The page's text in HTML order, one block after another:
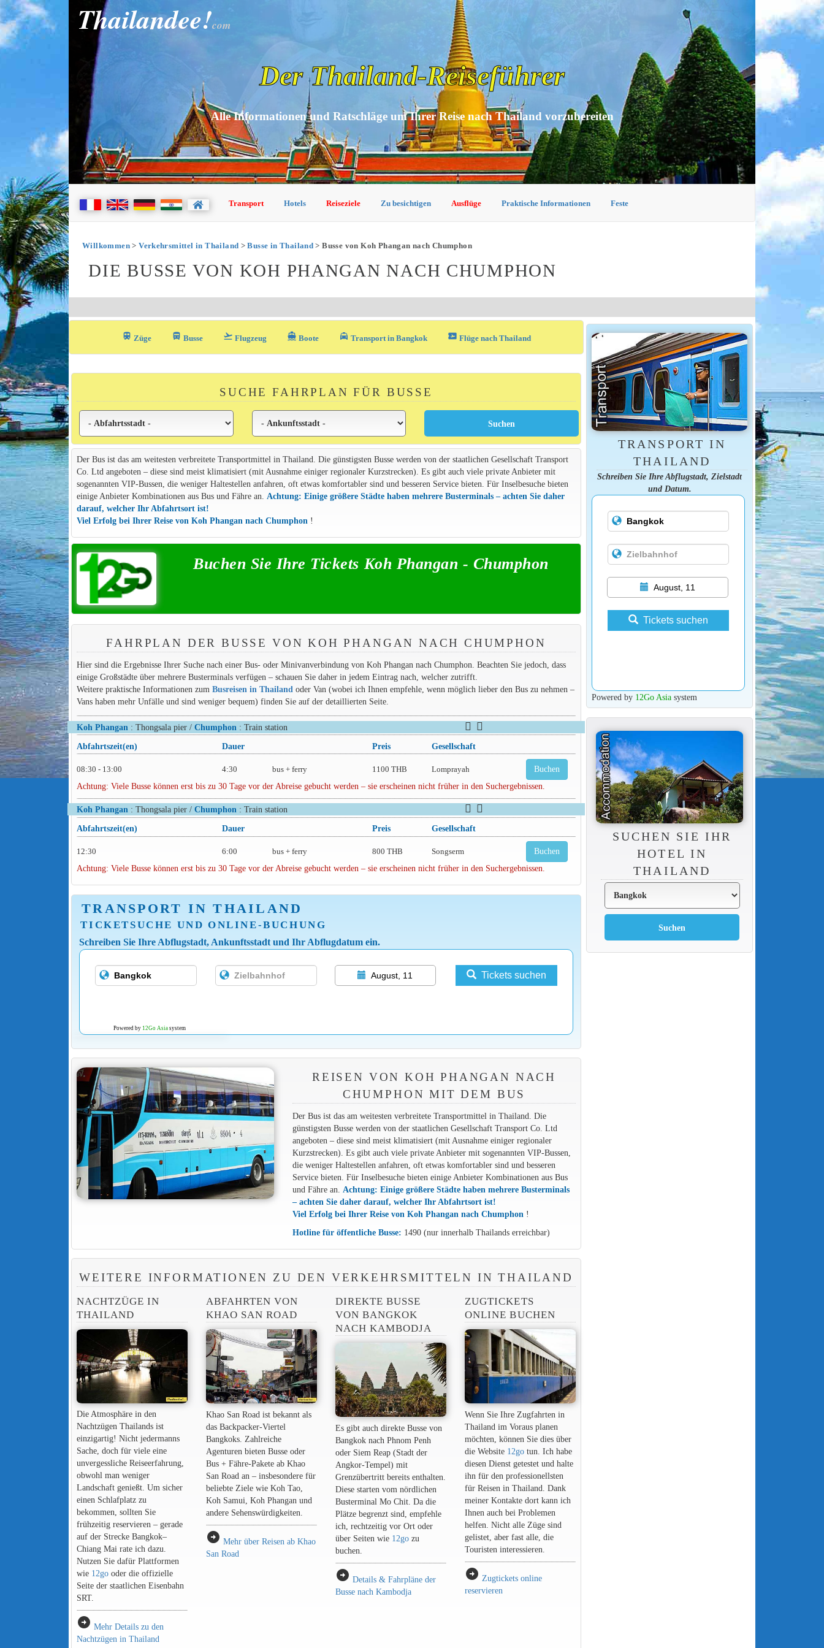
Thailandee!com
Der Thailand-Reiseführer
Alle Informationen und Ratschläge um Ihrer Reise nach Thailand vorzubereiten
Transport Hotels Reiseziele Zu besichtigen Ausflüge Praktische Informationen Feste
Willkommen>Verkehrsmittel in Thailand >Busse in Thailand > Busse von Koh Phangan nach Chumphon
DIE BUSSE VON KOH PHANGAN NACH CHUMPHON
train Züge directions_bus_filled Busse flight_takeoff Flugzeug directions_boat Boote local_taxi Transport in Bangkok airplane_ticket Flüge nach Thailand
SUCHE FAHRPLAN FÜR BUSSE
Der Bus ist das am weitesten verbreitete Transportmittel in Thailand. Die günstigsten Busse werden von der staatlichen Gesellschaft Transport
Co. Ltd angeboten – diese sind meist klimatisiert (mit Ausnahme einiger regionaler Kurzstrecken). Es gibt auch viele private Anbieter mit
sogenannten VIP-Bussen, die weniger Haltestellen anfahren, oft etwas komfortabler sind und besseren Service bieten. Für Inselbesuche bieten
einige Anbieter Kombinationen aus Bus und Fähre an. Achtung: Einige größere Städte haben mehrere Busterminals – achten Sie daher
darauf, welcher Ihr Abfahrtsort ist!
Viel Erfolg bei Ihrer Reise von Koh Phangan nach Chumphon !
Buchen Sie Ihre Tickets Koh Phangan - Chumphon
FAHRPLAN DER BUSSE VON KOH PHANGAN NACH CHUMPHON
Hier sind die Ergebnisse Ihrer Suche nach einer Bus- oder Minivanverbindung von Koh Phangan nach Chumphon. Beachten Sie jedoch, dass
einige Großstädte über mehrere Busterminals verfügen – schauen Sie daher in jedem Eintrag nach, welcher zutrifft.
Weitere praktische Informationen zum Busreisen in Thailandoder Van (wobei ich Ihnen empfehle, wenn möglich lieber den Bus zu nehmen –
Vans haben mehr Unfälle und sind weniger bequem) finden Sie auf der detaillierten Seite.
Koh Phangan : Thongsala pier / Chumphon : Train station
Abfahrtszeit(en)
Dauer Preis Gesellschaft
08:30 - 13:00 4:30 bus + ferry 1100 THB Lomprayah Buchen
Achtung: Viele Busse können erst bis zu 30 Tage vor der Abreise gebucht werden – sie erscheinen nicht früher in den Suchergebnissen.
Koh Phangan : Thongsala pier / Chumphon : Train station
Abfahrtszeit(en)
Dauer Preis Gesellschaft
12:30 6:00 bus + ferry 800 THB Songserm Buchen
Achtung: Viele Busse können erst bis zu 30 Tage vor der Abreise gebucht werden – sie erscheinen nicht früher in den Suchergebnissen.
TRANSPORT IN THAILAND
TICKETSUCHE UND ONLINE-BUCHUNG
Schreiben Sie Ihre Abflugstadt, Ankunftsstadt und Ihr Abflugdatum ein.
August, 11 Tickets suchen
Powered by 12Go Asia system
REISEN VON KOH PHANGAN NACH
CHUMPHON MIT DEM BUS
Der Bus ist das am weitesten verbreitete Transportmittel in Thailand. Die
günstigsten Busse werden von der staatlichen Gesellschaft Transport Co. Ltd
angeboten – diese sind meist klimatisiert (mit Ausnahme einiger regionaler
Kurzstrecken). Es gibt auch viele private Anbieter mit sogenannten VIP-Bussen,
die weniger Haltestellen anfahren, oft etwas komfortabler sind und besseren
Service bieten. Für Inselbesuche bieten einige Anbieter Kombinationen aus Bus
und Fähre an. Achtung: Einige größere Städte haben mehrere Busterminals
– achten Sie daher darauf, welcher Ihr Abfahrtsort ist!
Viel Erfolg bei Ihrer Reise von Koh Phangan nach Chumphon !
Hotline für öffentliche Busse: 1490 (nur innerhalb Thailands erreichbar)
WEITERE INFORMATIONEN ZU DEN VERKEHRSMITTELN IN THAILAND
NACHTZÜGE IN
THAILAND
Die Atmosphäre in den
Nachtzügen Thailands ist
einzigartig! Nicht jedermanns
Sache, doch für viele eine
unvergessliche Reiseerfahrung,
obwohl man weniger
Landschaft genießt. Um sicher
einen Schlafplatz zu
bekommen, sollten Sie
frühzeitig reservieren – gerade
auf der Strecke Bangkok–
Chiang Mai rate ich dazu.
Nutzen Sie dafür Plattformen
wie 12gooder die offizielle
Seite der staatlichen Eisenbahn
SRT.
arrow_circle_right Mehr Details zu den
Nachtzügen in Thailand
ABFAHRTEN VON
KHAO SAN ROAD
Khao San Road ist bekannt als
das Backpacker-Viertel
Bangkoks. Zahlreiche
Agenturen bieten Busse oder
Bus + Fähre-Pakete ab Khao
San Road an – insbesondere für
beliebte Ziele wie Koh Tao,
Koh Samui, Koh Phangan und
andere Sehenswürdigkeiten.
arrow_circle_right Mehr über Reisen ab Khao
San Road
DIREKTE BUSSE
VON BANGKOK
NACH KAMBODJA
Es gibt auch direkte Busse von
Bangkok nach Phnom Penh
oder Siem Reap (Stadt der
Angkor-Tempel) mit
Grenzübertritt bereits enthalten.
Diese starten vom nördlichen
Busterminal Mo Chit. Da die
Plätze begrenzt sind, empfehle
ich, rechtzeitig vor Ort oder
über Seiten wie 12gozu
buchen.
arrow_circle_right Details & Fahrpläne der
Busse nach Kambodja
ZUGTICKETS
ONLINE BUCHEN
Wenn Sie Ihre Zugfahrten in
Thailand im Voraus planen
möchten, können Sie dies über
die Website 12go tun. Ich habe
diesen Dienst getestet und halte
ihn für den professionellsten
für Reisen in Thailand. Dank
meiner Kontakte dort kann ich
Ihnen auch bei Problemen
helfen. Nicht alle Züge sind
gelistet, aber fast alle, die
Touristen interessieren.
arrow_circle_right Zugtickets online
reservieren
TRANSPORT IN
THAILAND
Schreiben Sie Ihre Abflugstadt, Zielstadt
und Datum.
August, 11
Tickets suchen
Powered by 12Go Asiasystem
SUCHEN SIE IHR
HOTEL IN
THAILAND